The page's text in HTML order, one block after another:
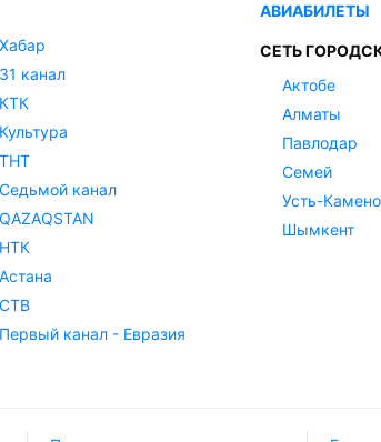
Хабар
31 канал
КТК
Культура
ТНТ
Седьмой канал
QAZAQSTAN
НТК
Астана
СТВ
Первый канал - Евразия
АВИАБИЛЕТЫ
СЕТЬ
Актобе
Алматы
Павлодар
Семей
Усть-
Шымкент